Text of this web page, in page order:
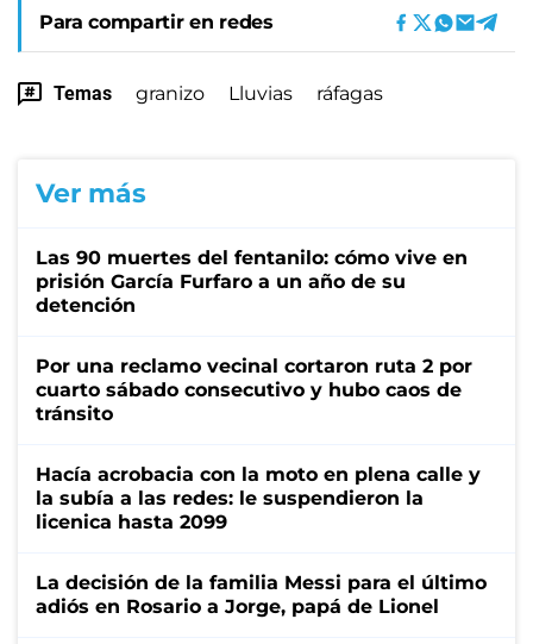
Para compartir en redes
Temas granizo Lluvias ráfagas
Ver más
Las 90 muertes del fentanilo: cómo vive en
prisión García Furfaro a un año de su
detención
Por una reclamo vecinal cortaron ruta 2 por
cuarto sábado consecutivo y hubo caos de
tránsito
Hacía acrobacia con la moto en plena calle y
la subía a las redes: le suspendieron la
licenica hasta 2099
La decisión de la familia Messi para el último
adiós en Rosario a Jorge, papá de Lionel